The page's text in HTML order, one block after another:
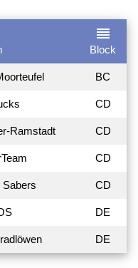
reorder
Block
BC
CD
Ramstadt CD
CD
CD
DE
DE